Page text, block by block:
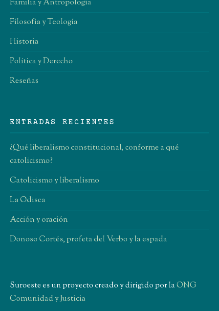
Familia y Antropología
Filosofía y Teología
Historia
Política y Derecho
Reseñas
ENTRADAS RECIENTES
¿Qué liberalismo constitucional, conforme a qué
catolicismo?
Catolicismo y liberalismo
La Odisea
Acción y oración
Donoso Cortés, profeta del Verbo y la espada
Suroeste es un proyecto creado y dirigido por laONG
Comunidad y Justicia